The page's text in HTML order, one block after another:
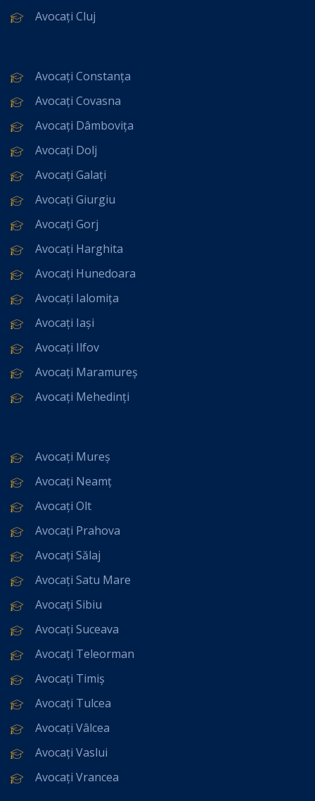
Avocați Cluj
Avocați Constanța
Avocați Covasna
Avocați Dâmbovița
Avocați Dolj
Avocați Galați
Avocați Giurgiu
Avocați Gorj
Avocați Harghita
Avocați Hunedoara
Avocați Ialomița
Avocați Iași
Avocați Ilfov
Avocați Maramureș
Avocați Mehedinți
Avocați Mureș
Avocați Neamț
Avocați Olt
Avocați Prahova
Avocați Sălaj
Avocați Satu Mare
Avocați Sibiu
Avocați Suceava
Avocați Teleorman
Avocați Timiș
Avocați Tulcea
Avocați Vâlcea
Avocați Vaslui
Avocați Vrancea